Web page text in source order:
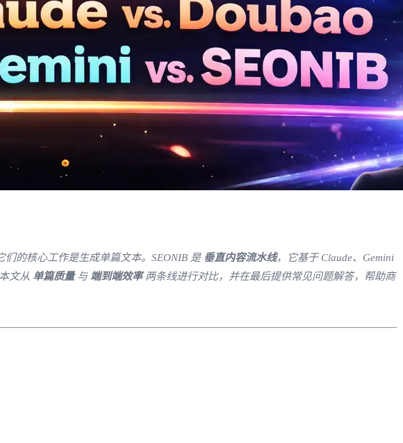
的核心工作是生成单篇文本。SEONIB 是 垂直内容流水线，它基于 Claude、Gemini
文从 单篇质量与 端到端效率两条线进行对比，并在最后提供常见问题解答，帮助商